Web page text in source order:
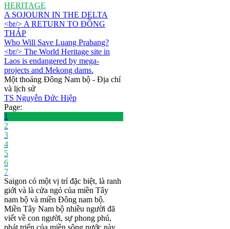
HERITAGE
A SOJOURN IN THE DELTA
<br/> A RETURN TO ĐỒNG
THÁP
Who Will Save Luang Prabang?
<br/> The World Heritage site in
Laos is endangered by mega-
projects and Mekong dams.
Một thoáng Đông Nam bộ - Địa chí
và lịch sử
TS Nguyễn Đức Hiệp
Page:
1
2
3
4
5
6
7
Saigon có một vị trí đặc biệt, là ranh
giới và là cửa ngỏ của miền Tây
nam bộ và miền Đông nam bộ.
Miền Tây Nam bộ nhiều người đã
viết về con người, sự phong phú,
phát triển của miền sông nước này.